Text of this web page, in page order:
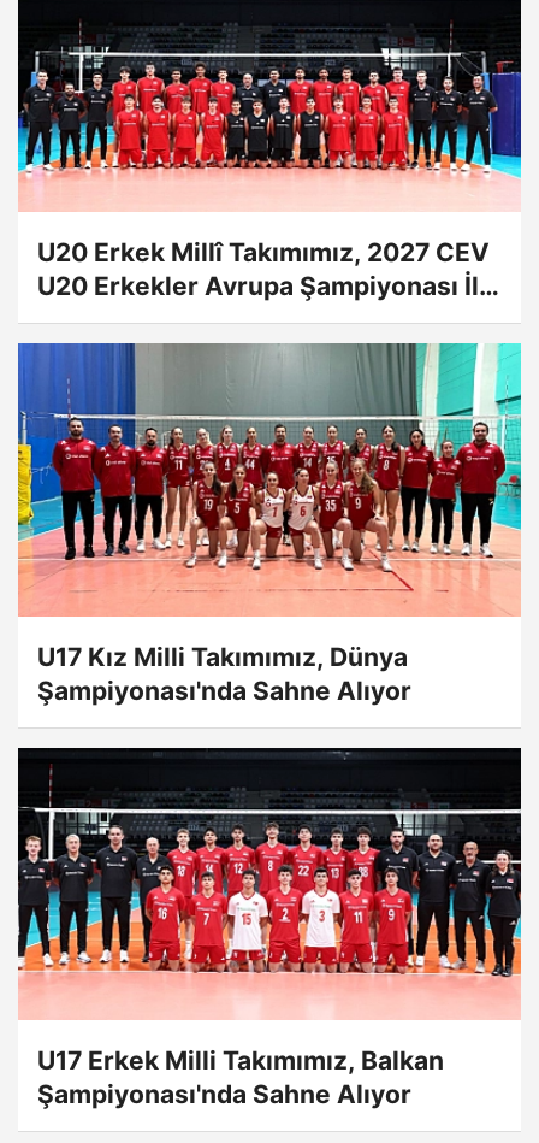
U20 Erkek Millî Takımımız, 2027 CEV
U20 Erkekler Avrupa Şampiyonası İlk
Tur Elemeleri Hazırlıklarına Başladı
U17 Kız Milli Takımımız, Dünya
Şampiyonası'nda Sahne Alıyor
U17 Erkek Milli Takımımız, Balkan
Şampiyonası'nda Sahne Alıyor